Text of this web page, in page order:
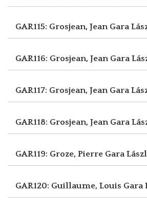
GAR115: Grosjean, Jean Gara
GAR116: Grosjean, Jean Gara
GAR117: Grosjean, Jean Gara
GAR118: Grosjean, Jean Gara
GAR119: Groze, Pierre Gara
GAR120: Guillaume, Louis Gara